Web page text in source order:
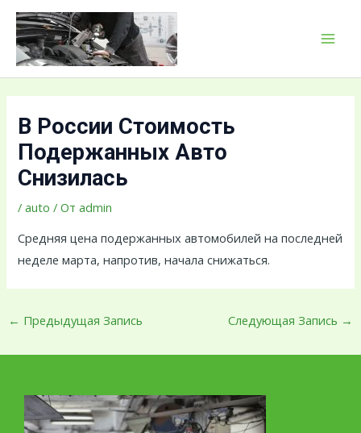
Перейти
содержимому
В России Стоимость
Подержанных Авто
Снизилась
/auto / Отadmin
Средняя цена подержанных автомобилей на последней
неделе марта, напротив, начала снижаться.
Навигация
по
записям
← Предыдущая Запись Следующая Запись →